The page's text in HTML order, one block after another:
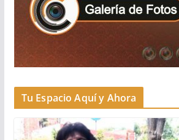
Tu Espacio Aquí y Ahora